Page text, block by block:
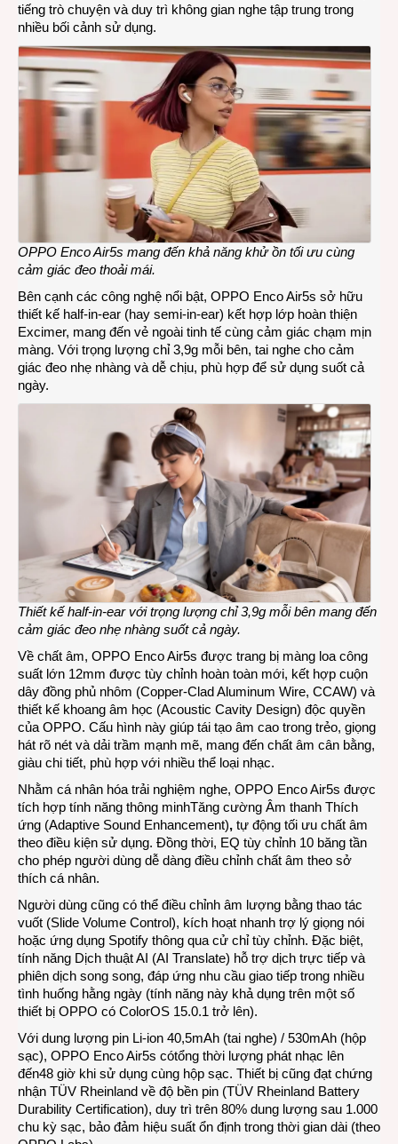
tiếng trò chuyện và duy trì không gian nghe tập trung trong
nhiều bối cảnh sử dụng.
OPPO Enco Air5s mang đến khả năng khử ồn tối ưu cùng
cảm giác đeo thoải mái.
Bên cạnh các công nghệ nổi bật, OPPO Enco Air5s sở hữu
thiết kế half-in-ear (hay semi-in-ear) kết hợp lớp hoàn thiện
Excimer, mang đến vẻ ngoài tinh tế cùng cảm giác chạm mịn
màng. Với trọng lượng chỉ 3,9g mỗi bên, tai nghe cho cảm
giác đeo nhẹ nhàng và dễ chịu, phù hợp để sử dụng suốt cả
ngày.
Thiết kế half-in-ear với trọng lượng chỉ 3,9g mỗi bên mang đến
cảm giác đeo nhẹ nhàng suốt cả ngày.
Về chất âm, OPPO Enco Air5s được trang bị màng loa công
suất lớn 12mm được tùy chỉnh hoàn toàn mới, kết hợp cuộn
dây đồng phủ nhôm (Copper-Clad Aluminum Wire, CCAW) và
thiết kế khoang âm học (Acoustic Cavity Design) độc quyền
của OPPO. Cấu hình này giúp tái tạo âm cao trong trẻo, giọng
hát rõ nét và dải trầm mạnh mẽ, mang đến chất âm cân bằng,
giàu chi tiết, phù hợp với nhiều thể loại nhạc.
Nhằm cá nhân hóa trải nghiệm nghe, OPPO Enco Air5s được
tích hợp tính năng thông minhTăng cường Âm thanh Thích
ứng (Adaptive Sound Enhancement), tự động tối ưu chất âm
theo điều kiện sử dụng. Đồng thời, EQ tùy chỉnh 10 băng tần
cho phép người dùng dễ dàng điều chỉnh chất âm theo sở
thích cá nhân.
Người dùng cũng có thể điều chỉnh âm lượng bằng thao tác
vuốt (Slide Volume Control), kích hoạt nhanh trợ lý giọng nói
hoặc ứng dụng Spotify thông qua cử chỉ tùy chỉnh. Đặc biệt,
tính năng Dịch thuật AI (AI Translate) hỗ trợ dịch trực tiếp và
phiên dịch song song, đáp ứng nhu cầu giao tiếp trong nhiều
tình huống hằng ngày (tính năng này khả dụng trên một số
thiết bị OPPO có ColorOS 15.0.1 trở lên).
Với dung lượng pin Li-ion 40,5mAh (tai nghe) / 530mAh (hộp
sạc), OPPO Enco Air5s cótổng thời lượng phát nhạc lên
đến48 giờ khi sử dụng cùng hộp sạc. Thiết bị cũng đạt chứng
nhận TÜV Rheinland về độ bền pin (TÜV Rheinland Battery
Durability Certification), duy trì trên 80% dung lượng sau 1.000
chu kỳ sạc, bảo đảm hiệu suất ổn định trong thời gian dài (theo